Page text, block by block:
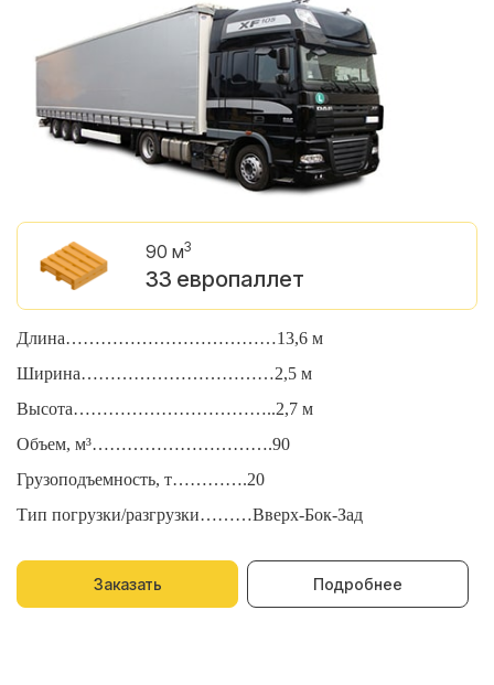
90 м3
33 европаллет
Длина………………………………13,6 м
Ширина……………………………2,5 м
Высота……………………………..2,7 м
Объем, м³………………………….90
Грузоподъемность, т………….20
Тип погрузки/разгрузки………Вверх-Бок-Зад
Заказать Подробнее